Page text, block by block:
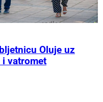
Oluje uz
i vatromet